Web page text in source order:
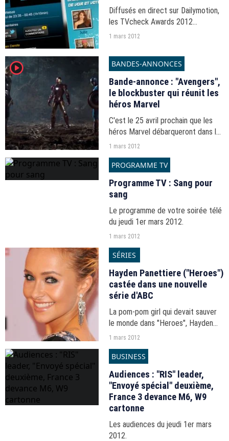
Diffusés en direct sur Dailymotion,
les TVcheck Awards 2012
récompenseront les personnalités
française plébiscités par les
TVcheckers.
1 mars 2012
player2 BANDES-ANNONCES
Bande-annonce : "Avengers",
le blockbuster qui réunit les
héros Marvel
C'est le 25 avril prochain que les
héros Marvel débarqueront dans les
salles obscures françaises, le tout
attendant de retrouver Thor et les
1 mars 2012
PROGRAMME TV
Programme TV : Sang pour
sang
Le programme de votre soirée télé
du jeudi 1er mars 2012.
1 mars 2012
SÉRIES
Hayden Panettiere ("Heroes")
castée dans une nouvelle
série d'ABC
La pom-pom girl qui devait sauver
le monde dans "Heroes", Hayden
Panettiere, a retrouvé du travail :
série "Nashville" développée par
ABC.
1 mars 2012
BUSINESS
Audiences : "RIS" leader,
"Envoyé spécial" deuxième,
France 3 devance M6, W9
cartonne
Les audiences du jeudi 1er mars
2012.